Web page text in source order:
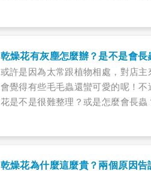
力、及用人、待人的處事原則。除
乾燥花有灰塵怎麼辦？是不是會長
或許是因為太常跟植物相處，對店
會覺得有些毛毛蟲還蠻可愛的呢！
花是不是很難整理？或是怎麼會長
觸乾燥花的民眾來說，的確容易對
乾燥花為什麼這麼貴？兩個原因